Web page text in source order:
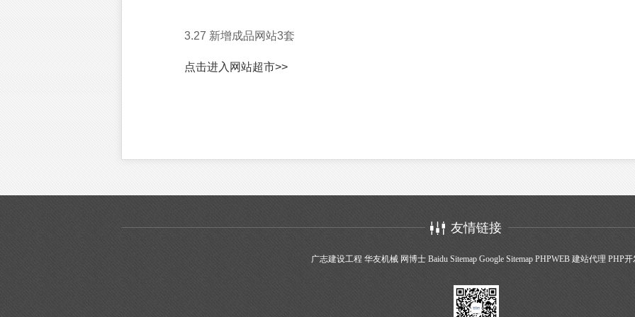
3.27 新增成品网站3套
点击进入网站超市>>
友情链接
广志建设工程 华友机械 网博士 Baidu Sitemap Google Sitemap PHPWEB 建站代理 PHP开